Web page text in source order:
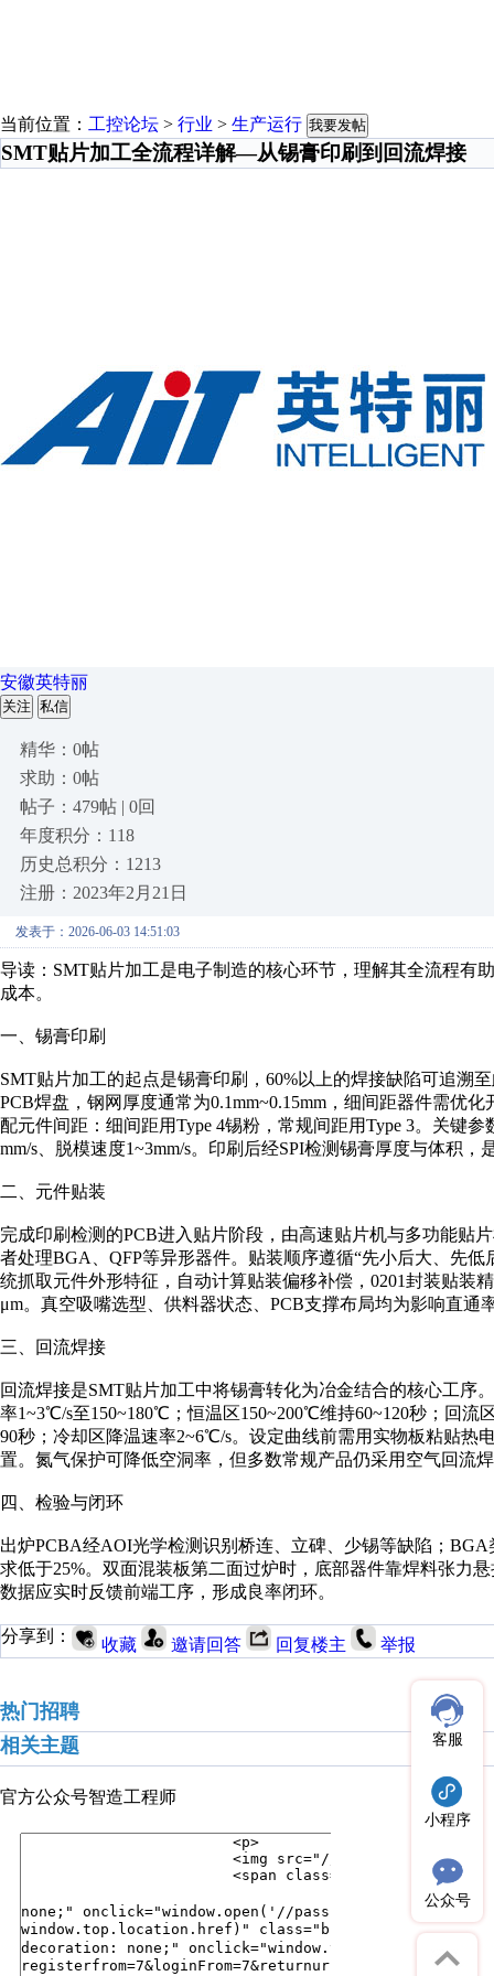
当前位置： 工控论坛 > 行业 > 生产运行 我要发帖
SMT贴片加工全流程详解—从锡膏印刷到回流焊接
安徽英特丽
关注 私信
精华：0帖
求助：0帖
帖子：479帖 | 0回
年度积分：118
历史总积分：1213
注册：2023年2月21日
发表于：2026-06-03 14:51:03
导读：SMT贴片加工是电子制造的核心环节，理解其全流程有
成本。
一、锡膏印刷
SMT贴片加工的起点是锡膏印刷，60%以上的焊接缺陷可追溯
PCB焊盘，钢网厚度通常为0.1mm~0.15mm，细间距器件需优
配元件间距：细间距用Type 4锡粉，常规间距用Type 3。关键
mm/s、脱模速度1~3mm/s。印刷后经SPI检测锡膏厚度与体积，
二、元件贴装
完成印刷检测的PCB进入贴片阶段，由高速贴片机与多功能贴
者处理BGA、QFP等异形器件。贴装顺序遵循“先小后大、先
统抓取元件外形特征，自动计算贴装偏移补偿，0201封装贴装
μm。真空吸嘴选型、供料器状态、PCB支撑布局均为影响直通
三、回流焊接
回流焊接是SMT贴片加工中将锡膏转化为冶金结合的核心工序
率1~3℃/s至150~180℃；恒温区150~200℃维持60~120秒；回流
90秒；冷却区降温速率2~6℃/s。设定曲线前需用实物板粘贴热
置。氮气保护可降低空洞率，但多数常规产品仍采用空气回流
四、检验与闭环
出炉PCBA经AOI光学检测识别桥连、立碑、少锡等缺陷；
求低于25%。双面混装板第二面过炉时，底部器件靠焊料张力
数据应实时反馈前端工序，形成良率闭环。
分享到： 收藏 邀请回答 回复楼主 举报
热门招聘
相关主题
官方公众号智造工程师
客服
小程序
公众号